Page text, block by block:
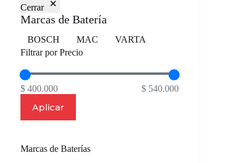
Cerrar
Marcas de Batería
Marca
BOSCH MAC
VARTA
Filtrar por Precio
$ 400.000 $ 540.000
Aplicar
Marcas de Baterías